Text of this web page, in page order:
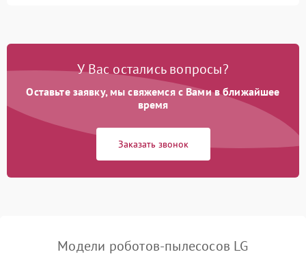
У Вас остались вопросы?
Оставьте заявку, мы свяжемся с Вами в ближайшее
время
Заказать звонок
Модели роботов-пылесосов LG